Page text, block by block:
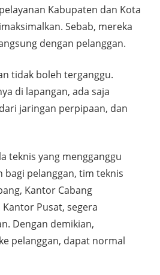
Kabupaten dan Kota
Sebab, mereka
dengan pelanggan.
tidak boleh terganggu.
di lapangan, ada saja
jaringan perpipaan, dan
teknis yang mengganggu
bagi pelanggan, tim teknis
Kantor Cabang
Pusat, segera
Dengan demikian,
pelanggan, dapat normal